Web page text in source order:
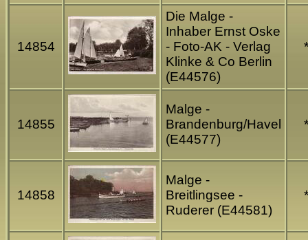
14854
Die Malge -
Inhaber Ernst Oske
- Foto-AK - Verlag
Klinke & Co Berlin
(E44576)
*
14855
Malge -
Brandenburg/Havel
(E44577)
*
14858
Malge -
Breitlingsee -
Ruderer (E44581)
*